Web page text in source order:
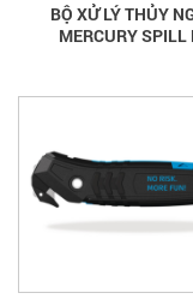
BỘ XỬ LÝ THỦY
MERCURY SPILL